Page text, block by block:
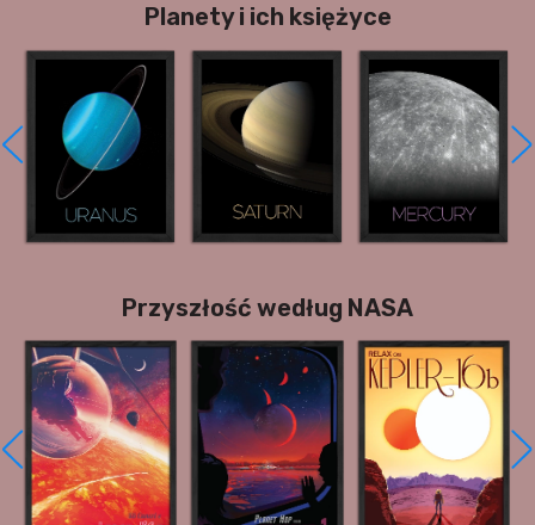
Planety i ich księżyce
Przyszłość według NASA